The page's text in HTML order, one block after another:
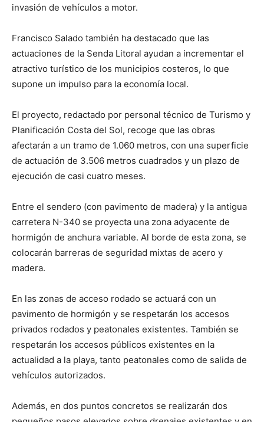
invasión de vehículos a motor.
Francisco Salado también ha destacado que las
actuaciones de la Senda Litoral ayudan a incrementar el
atractivo turístico de los municipios costeros, lo que
supone un impulso para la economía local.
El proyecto, redactado por personal técnico de Turismo y
Planificación Costa del Sol, recoge que las obras
afectarán a un tramo de 1.060 metros, con una superficie
de actuación de 3.506 metros cuadrados y un plazo de
ejecución de casi cuatro meses.
Entre el sendero (con pavimento de madera) y la antigua
carretera N-340 se proyecta una zona adyacente de
hormigón de anchura variable. Al borde de esta zona, se
colocarán barreras de seguridad mixtas de acero y
madera.
En las zonas de acceso rodado se actuará con un
pavimento de hormigón y se respetarán los accesos
privados rodados y peatonales existentes. También se
respetarán los accesos públicos existentes en la
actualidad a la playa, tanto peatonales como de salida de
vehículos autorizados.
Además, en dos puntos concretos se realizarán dos